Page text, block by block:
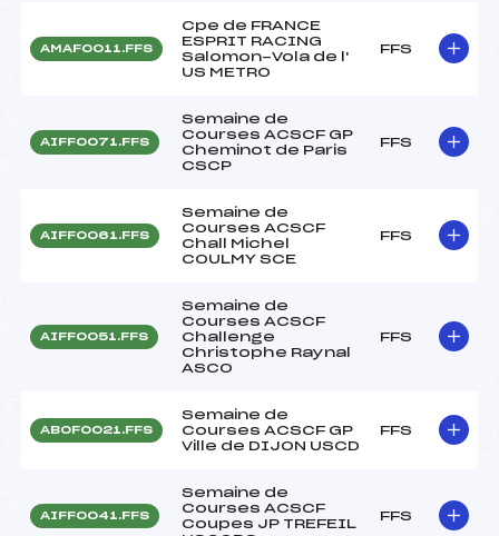
AMAF0011.FFS
Cpe de FRANCE
ESPRIT RACING
Salomon-Vola de l'
US METRO
FFS
AIFF0071.FFS
Semaine de
Courses ACSCF GP
Cheminot de Paris
CSCP
FFS
AIFF0061.FFS
Semaine de
Courses ACSCF
Chall Michel
COULMY SCE
FFS
AIFF0051.FFS
Semaine de
Courses ACSCF
Challenge
Christophe Raynal
ASCO
FFS
ABOF0021.FFS
Semaine de
Courses ACSCF GP
Ville de DIJON USCD
FFS
AIFF0041.FFS
Semaine de
Courses ACSCF
Coupes JP TREFEIL
FFS